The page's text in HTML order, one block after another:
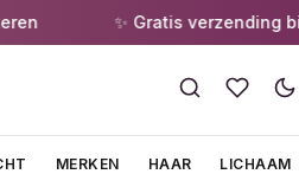
✨ Gratis verzending bij
MERKEN HAAR LICHAAM